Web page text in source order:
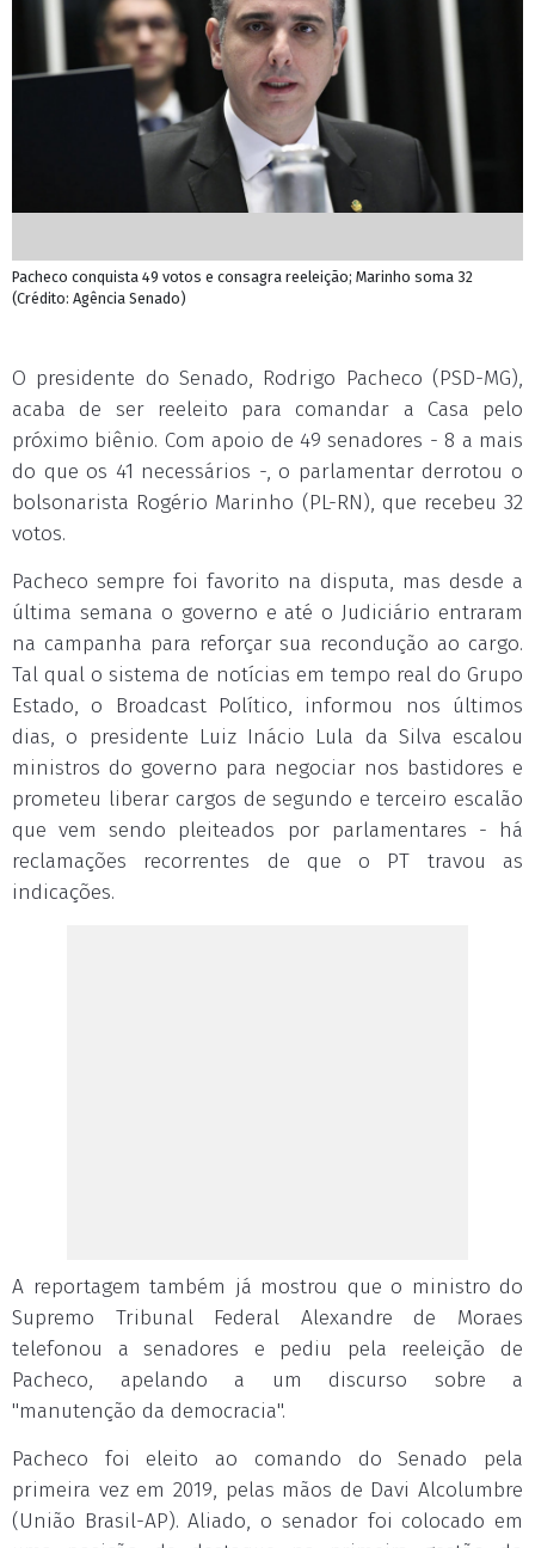
Pacheco conquista 49 votos e consagra reeleição; Marinho soma 32
(Crédito: Agência Senado)
O presidente do Senado, Rodrigo Pacheco (PSD-MG),
acaba de ser reeleito para comandar a Casa pelo
próximo biênio. Com apoio de 49 senadores - 8 a mais
do que os 41 necessários -, o parlamentar derrotou o
bolsonarista Rogério Marinho (PL-RN), que recebeu 32
votos.
Pacheco sempre foi favorito na disputa, mas desde a
última semana o governo e até o Judiciário entraram
na campanha para reforçar sua recondução ao cargo.
Tal qual o sistema de notícias em tempo real do Grupo
Estado, o Broadcast Político, informou nos últimos
dias, o presidente Luiz Inácio Lula da Silva escalou
ministros do governo para negociar nos bastidores e
prometeu liberar cargos de segundo e terceiro escalão
que vem sendo pleiteados por parlamentares - há
reclamações recorrentes de que o PT travou as
indicações.
A reportagem também já mostrou que o ministro do
Supremo Tribunal Federal Alexandre de Moraes
telefonou a senadores e pediu pela reeleição de
Pacheco, apelando a um discurso sobre a
"manutenção da democracia".
Pacheco foi eleito ao comando do Senado pela
primeira vez em 2019, pelas mãos de Davi Alcolumbre
(União Brasil-AP). Aliado, o senador foi colocado em